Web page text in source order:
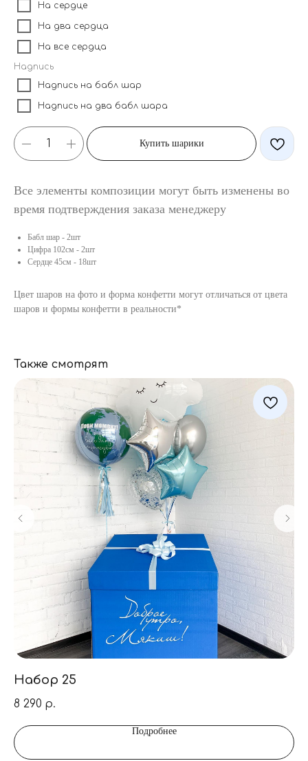
На сердце
На два сердца
На все сердца
Надпись
Надпись на бабл шар
Надпись на два бабл шара
Купить шарики
Все элементы композиции могут быть изменены во
время подтверждения заказа менеджеру
Бабл шар - 2шт
Цифра 102см - 2шт
Сердце 45см - 18шт
Цвет шаров на фото и форма конфетти могут отличаться от цвета
шаров и формы конфетти в реальности*
Также смотрят
Набор 25
8 290 р.
Подробнее